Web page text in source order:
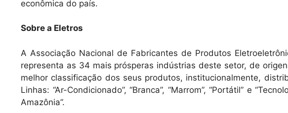
econômica do país.
Sobre a Eletros
A Associação Nacional de Fabricantes de Produtos
representa as 34 mais prósperas indústrias deste setor, de
melhor classificação dos seus produtos, institucionalmente,
Linhas: “Ar-Condicionado”, “Branca”, “Marrom”, “Portátil” e
Amazônia”.